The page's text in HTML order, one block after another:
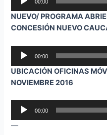
audio
00:00
NUEVO/ PROGRAMA
CONCESIÓN NUEVO
Reproductor
audio
00:00
UBICACIÓN OFICINAS
NOVIEMBRE 2016
Reproductor
audio
00:00
—